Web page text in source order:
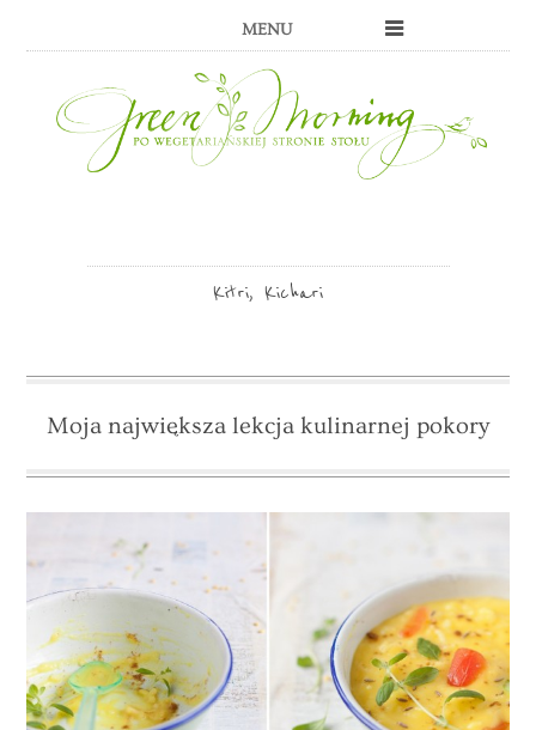
MENU
Kitri, Kichari
Moja największa lekcja kulinarnej pokory